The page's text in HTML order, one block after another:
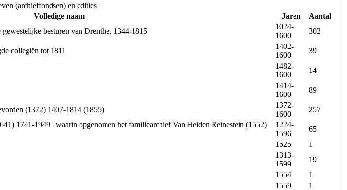
(archieffondsen) en edities
Volledige naam Jaren
Aantal
besturen van Drenthe, 1344-1815
1024-
1600
302
collegiën tot 1811
1402-
1600
39
1482-
1600
14
1414-
1600
89
(1372) 1407-1814 (1855)
1372-
1600
257
1741-1949 : waarin opgenomen het familiearchief Van Heiden Reinestein (1552)
1224-
1596
65
1525
1
1313-
1599
19
1554
1
1559
1